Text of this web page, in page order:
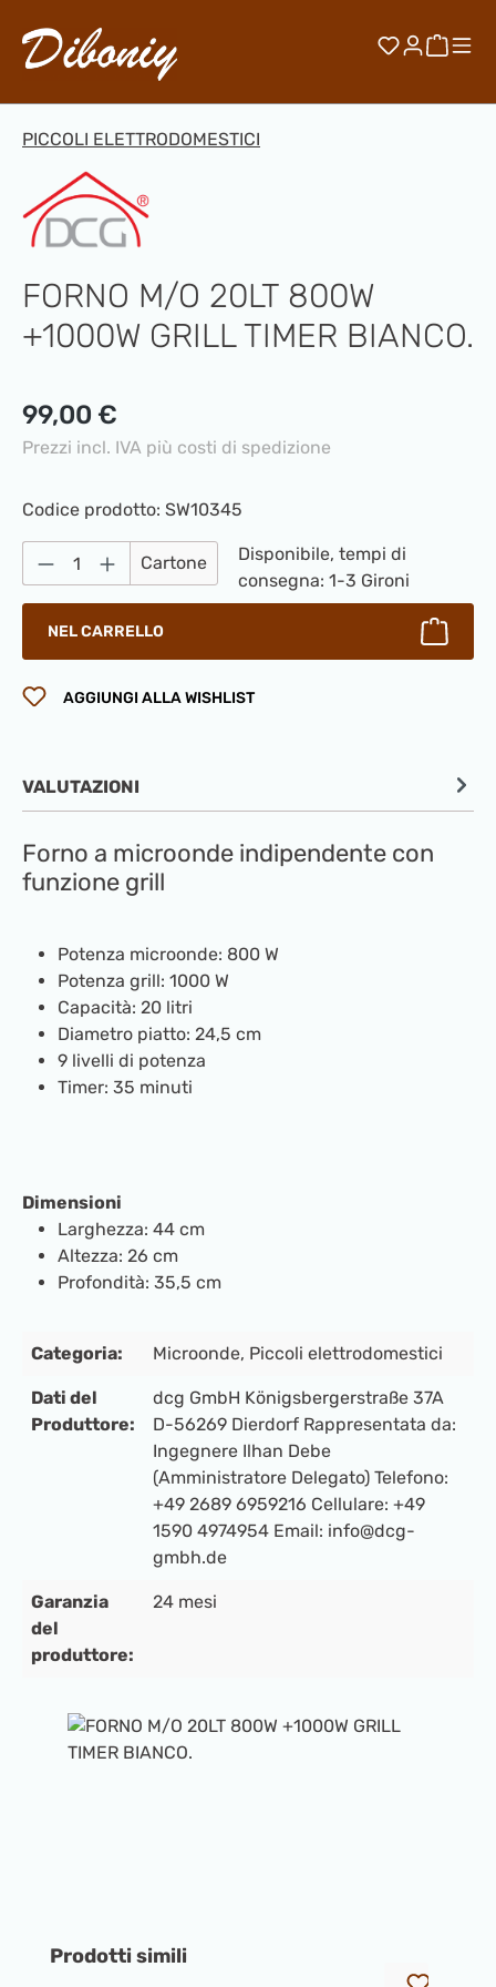
Passa al contenuto principale
Hai 0Il
PICCOLI ELETTRODOMESTICI
Salta la galleria di immagini
FORNO M/O 20LT 800W
+1000W GRILL TIMER BIANCO.
Prezzo normale:
99,00 €
Prezzi incl. IVA più costi di spedizione
Codice prodotto: SW10345
Quantità del prodotto: inserisci la
Cartone
Disponibile, tempi di
consegna: 1-3 Gironi
NEL CARRELLO
AGGIUNGI ALLA WISHLIST
VALUTAZIONI
Forno a microonde indipendente con
funzione grill
Potenza microonde: 800 W
Potenza grill: 1000 W
Capacità: 20 litri
Diametro piatto: 24,5 cm
9 livelli di potenza
Timer: 35 minuti
Dimensioni
Larghezza: 44 cm
Altezza: 26 cm
Profondità: 35,5 cm
Categoria: Microonde, Piccoli elettrodomestici
Dati del
Produttore:
dcg GmbH Königsbergerstraße 37A
D-56269 Dierdorf Rappresentata da:
Ingegnere Ilhan Debe
(Amministratore Delegato) Telefono:
+49 2689 6959216 Cellulare: +49
1590 4974954 Email: info@dcg-
gmbh.de
Garanzia
del
produttore:
24 mesi
Salta la galleria dei prodotti
Prodotti simili